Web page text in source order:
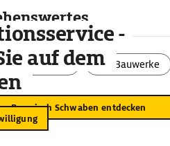
Landschaft Bauwerke
Bayerisch Schwaben entdecken
-
auf dem